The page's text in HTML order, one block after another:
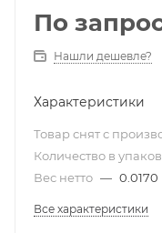
По
Нашли дешевле?
Характеристики
Товар снят с
Количество в
Вес нетто — 0.0170
Все характеристики